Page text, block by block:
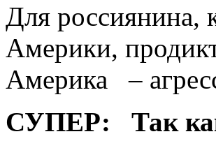
Для
Америки,
Америка –
СУПЕР:
Так